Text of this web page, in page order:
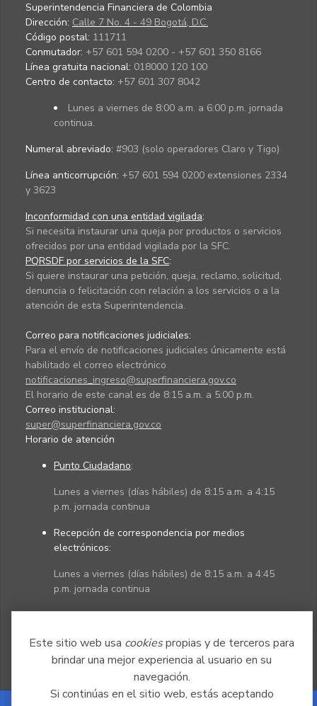
Este sitio web usa cookiespropias y de terceros para
brindar una mejor experiencia al usuario en su
navegación.
Si continúas en el sitio web, estás aceptando
Superintendencia Financiera de Colombia
Dirección: Calle 7 No. 4 - 49 Bogotá, D.C.
Código postal: 111711
Conmutador: +57 601 594 0200 - +57 601 350 8166
Línea gratuita nacional: 018000 120 100
Centro de contacto: +57 601 307 8042
Lunes a viernes de 8:00 a.m. a 6:00 p.m. jornada
continua.
Numeral abreviado: #903 (solo operadores Claro y Tigo)
Línea anticorrupción: +57 601 594 0200 extensiones 2334
y 3623
Inconformidad con una entidad vigilada:
Si necesita instaurar una queja por productos o servicios
ofrecidos por una entidad vigilada por la SFC.
PQRSDF por servicios de la SFC:
Si quiere instaurar una petición, queja, reclamo, solicitud,
denuncia o felicitación con relación a los servicios o a la
atención de esta Superintendencia.
Correo para notificaciones judiciales:
Para el envío de notificaciones judiciales únicamente está
habilitado el correo electrónico
notificaciones_ingreso@superfinanciera.gov.co
El horario de este canal es de 8:15 a.m. a 5:00 p.m.
Correo institucional:
super@superfinanciera.gov.co
Horario de atención
Punto Ciudadano:
Lunes a viernes (días hábiles) de 8:15 a.m. a 4:15
p.m. jornada continua
Recepción de correspondencia por medios
electrónicos:
Lunes a viernes (días hábiles) de 8:15 a.m. a 4:45
p.m. jornada continua